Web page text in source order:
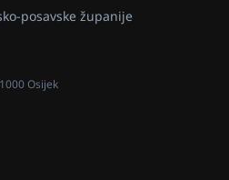
posavske županije
Osijek